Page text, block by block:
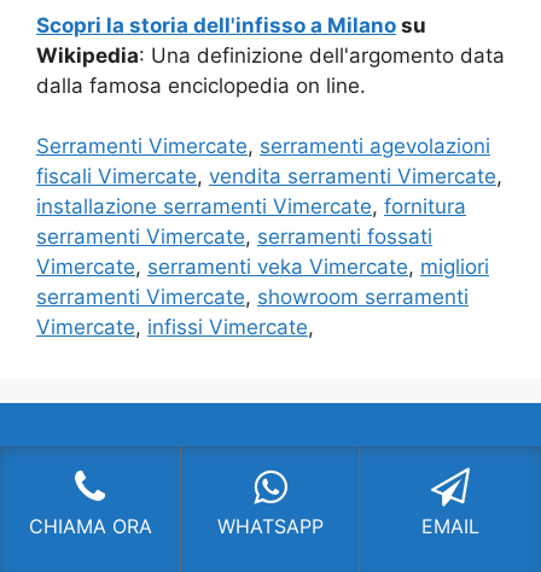
Scopri la storia dell'infisso a Milano su
Wikipedia: Una definizione dell'argomento data
dalla famosa enciclopedia on line.
Serramenti Vimercate, serramenti agevolazioni
fiscali Vimercate, vendita serramenti Vimercate,
installazione serramenti Vimercate, fornitura
serramenti Vimercate, serramenti fossati
Vimercate, serramenti veka Vimercate, migliori
serramenti Vimercate, showroom serramenti
Vimercate, infissi Vimercate,
SERRAMENTI MILANO
Fornitura di serramenti di altissima qualità con
CHIAMA ORA WHATSAPP EMAIL